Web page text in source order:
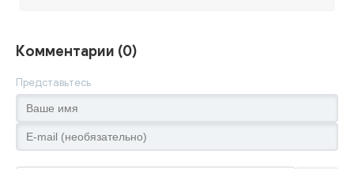
Комментарии (0)
Представьтесь